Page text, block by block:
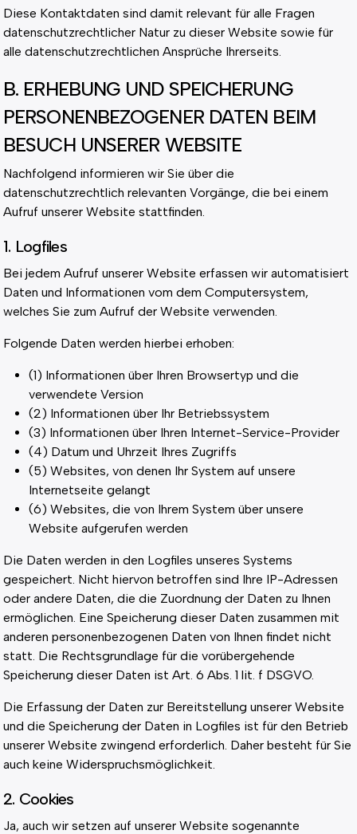
Diese Kontaktdaten sind damit relevant für alle Fragen
datenschutzrechtlicher Natur zu dieser Website sowie für
alle datenschutzrechtlichen Ansprüche Ihrerseits.
B. ERHEBUNG UND SPEICHERUNG
PERSONENBEZOGENER DATEN BEIM
BESUCH UNSERER WEBSITE
Nachfolgend informieren wir Sie über die
datenschutzrechtlich relevanten Vorgänge, die bei einem
Aufruf unserer Website stattfinden.
1. Logfiles
Bei jedem Aufruf unserer Website erfassen wir automatisiert
Daten und Informationen vom dem Computersystem,
welches Sie zum Aufruf der Website verwenden.
Folgende Daten werden hierbei erhoben:
(1) Informationen über Ihren Browsertyp und die
verwendete Version
(2) Informationen über Ihr Betriebssystem
(3) Informationen über Ihren Internet-Service-Provider
(4) Datum und Uhrzeit Ihres Zugriffs
(5) Websites, von denen Ihr System auf unsere
Internetseite gelangt
(6) Websites, die von Ihrem System über unsere
Website aufgerufen werden
Die Daten werden in den Logfiles unseres Systems
gespeichert. Nicht hiervon betroffen sind Ihre IP-Adressen
oder andere Daten, die die Zuordnung der Daten zu Ihnen
ermöglichen. Eine Speicherung dieser Daten zusammen mit
anderen personenbezogenen Daten von Ihnen findet nicht
statt. Die Rechtsgrundlage für die vorübergehende
Speicherung dieser Daten ist Art. 6 Abs. 1 lit. f DSGVO.
Die Erfassung der Daten zur Bereitstellung unserer Website
und die Speicherung der Daten in Logfiles ist für den Betrieb
unserer Website zwingend erforderlich. Daher besteht für Sie
auch keine Widerspruchsmöglichkeit.
2. Cookies
Ja, auch wir setzen auf unserer Website sogenannte